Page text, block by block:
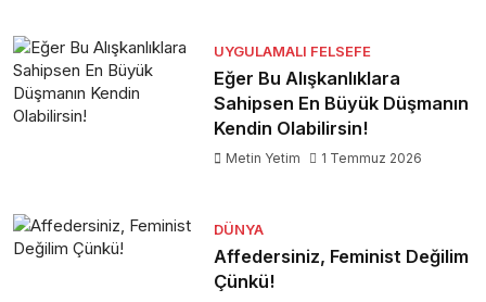
UYGULAMALI FELSEFE
Eğer Bu Alışkanlıklara
Sahipsen En Büyük Düşmanın
Kendin Olabilirsin!
Metin Yetim 1 Temmuz 2026
DÜNYA
Affedersiniz, Feminist Değilim
Çünkü!